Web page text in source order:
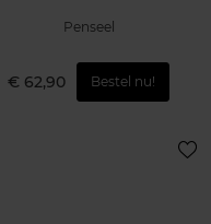
Penseel
€ 62,90 Bestel nu!